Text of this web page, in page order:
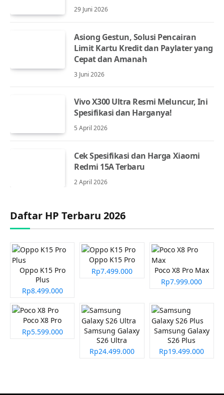
29 Juni 2026
Asiong Gestun, Solusi Pencairan
Limit Kartu Kredit dan Paylater yang
Cepat dan Amanah
3 Juni 2026
Vivo X300 Ultra Resmi Meluncur, Ini
Spesifikasi dan Harganya!
5 April 2026
Cek Spesifikasi dan Harga Xiaomi
Redmi 15A Terbaru
2 April 2026
Daftar HP Terbaru 2026
Oppo K15 Pro
Plus
Rp8.499.000
Oppo K15 Pro
Rp7.499.000
Poco X8 Pro Max
Rp7.999.000
Poco X8 Pro
Rp5.599.000
Samsung Galaxy
S26 Ultra
Rp24.499.000
Samsung Galaxy
S26 Plus
Rp19.499.000